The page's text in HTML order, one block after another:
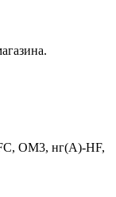
OM3, нг(А)-HF,